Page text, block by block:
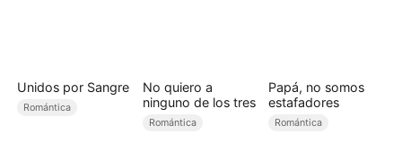
Unidos por Sangre
Romántica
No quiero a
ninguno de los tres
Romántica
Papá, no somos
estafadores
Romántica